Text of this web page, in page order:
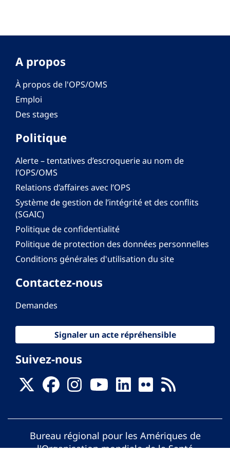
A propos
À propos de l'OPS/OMS
Emploi
Des stages
Politique
Alerte – tentatives d’escroquerie au nom de
l’OPS/OMS
Relations d’affaires avec l’OPS
Système de gestion de l’intégrité et des conflits
(SGAIC)
Politique de confidentialité
Politique de protection des données personnelles
Conditions générales d'utilisation du site
Contactez-nous
Demandes
Signaler un acte répréhensible
Suivez-nous
Bureau régional pour les Amériques de
l'Organisation mondiale de la Santé